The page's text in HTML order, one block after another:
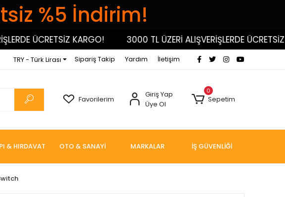
%5 İndirim!
ÜCRETSİZ KARGO! 3000 TL ÜZERİ ALIŞVERİŞLERDE ÜCRETSİZ
TRY - Türk Lirası Sipariş Takip Yardım İletişim
Favorilerim
Giriş Yap
Üye Ol
0
Sepetim
& HIRDAVAT OTO & SANAYİ MARKALAR İŞ GÜVENLİĞİ